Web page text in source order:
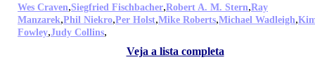
Wes Craven,Siegfried Fischbacher,Robert A. M. Stern,Ray
Manzarek,Phil Niekro,Per Holst,Mike Roberts,Michael Wadleigh,
Fowley,Judy Collins,
Veja a lista completa